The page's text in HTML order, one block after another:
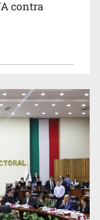
de policías,
contra